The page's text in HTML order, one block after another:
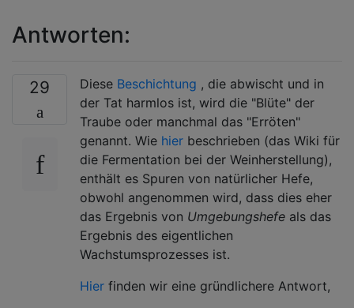
Antworten:
29 Diese Beschichtung , die abwischt und in
der Tat harmlos ist, wird die "Blüte" der
Traube oder manchmal das "Erröten"
genannt. Wie hier beschrieben (das Wiki für
die Fermentation bei der Weinherstellung),
enthält es Spuren von natürlicher Hefe,
obwohl angenommen wird, dass dies eher
das Ergebnis von Umgebungshefe als das
Ergebnis des eigentlichen
Wachstumsprozesses ist.
Hier finden wir eine gründlichere Antwort,